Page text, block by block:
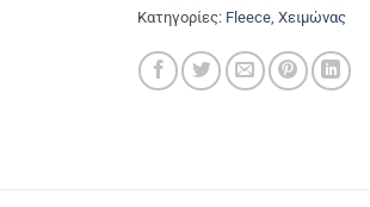
Κατηγορίες: Fleece, Χειμώνας